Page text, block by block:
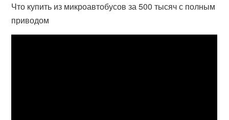
Что купить из микроавтобусов за 500 тысяч с полным
приводом